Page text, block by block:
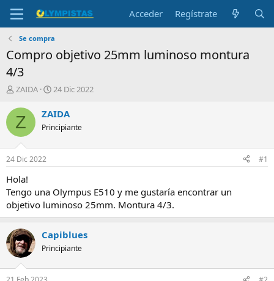
Acceder Regístrate
Se compra
Compro objetivo 25mm luminoso montura
4/3
I
i
c
a
d
o
r
e
l
t
e
m
a
ZAIDA
F
c
a
i
i
c
o
24 Dic 2022
Z ZAIDA
Principiante
24 Dic 2022 #1
Hola!
Tengo una Olympus E510 y me gustaría encontrar un
objetivo luminoso 25mm. Montura 4/3.
Capiblues
Principiante